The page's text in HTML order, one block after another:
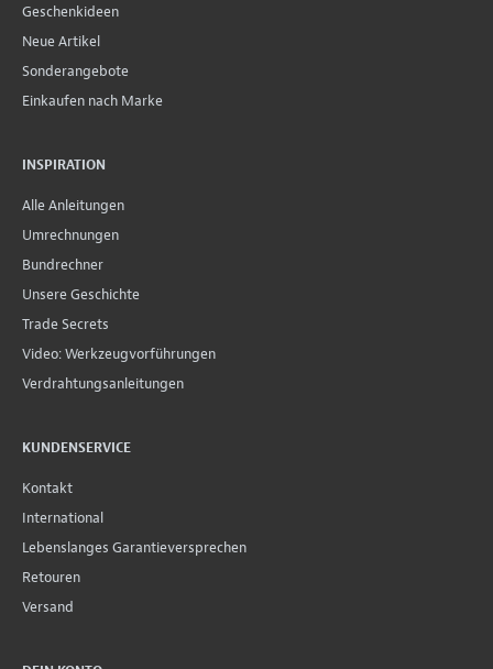
Geschenkideen
Neue Artikel
Sonderangebote
Einkaufen nach Marke
INSPIRATION
Alle Anleitungen
Umrechnungen
Bundrechner
Unsere Geschichte
Trade Secrets
Video: Werkzeugvorführungen
Verdrahtungsanleitungen
KUNDENSERVICE
Kontakt
International
Lebenslanges Garantieversprechen
Retouren
Versand